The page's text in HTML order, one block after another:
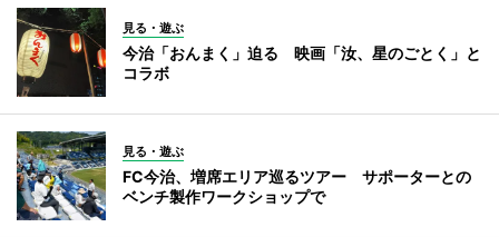
見る・遊ぶ
今治「おんまく」迫る 映画「汝、星のごとく」と
コラボ
見る・遊ぶ
FC今治、増席エリア巡るツアー サポーターとの
ベンチ製作ワークショップで